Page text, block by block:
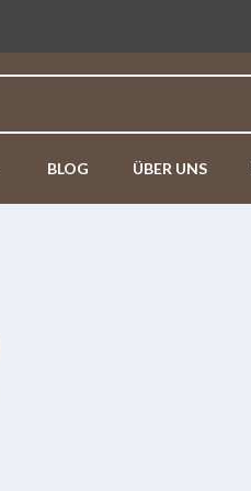
BLOG ÜBER UNS